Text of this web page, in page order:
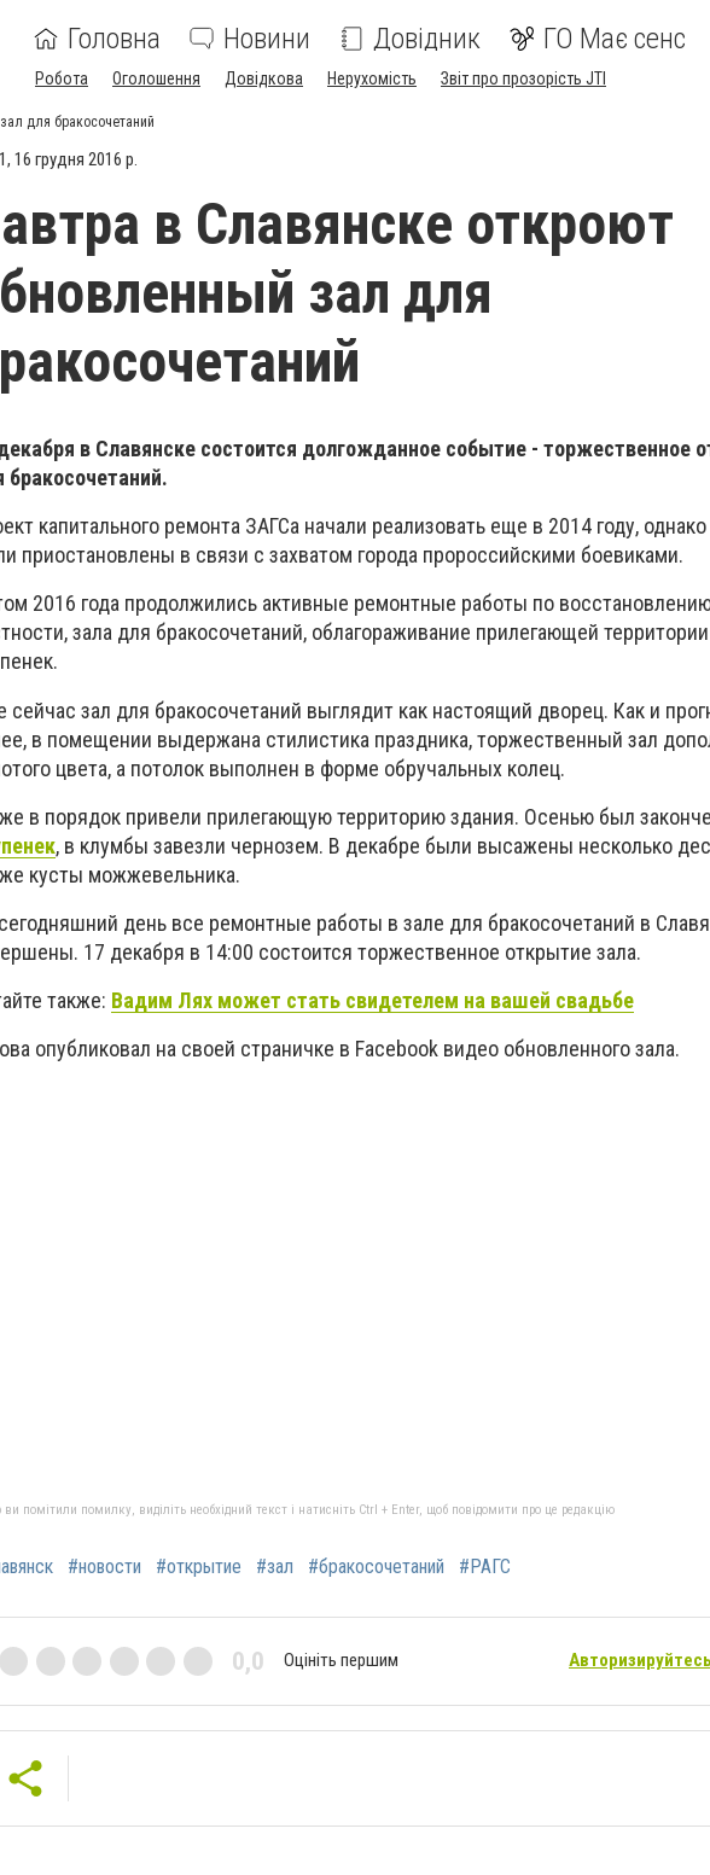
Головна Новини Довідник ГО Має сенс
Робота Оголошення Довідкова Нерухомість Звіт про прозорість JTI
для бракосочетаний
16 грудня 2016 р.
в Славянске откроют
зал для
в Славянске состоится долгожданное событие - торжественное
бракосочетаний.
капитального ремонта ЗАГСа начали реализовать еще в 2014 году,
приостановлены в связи с захватом города пророссийскими боевиками.
2016 года продолжились активные ремонтные работы по
зала для бракосочетаний, облагораживание прилегающей
сейчас зал для бракосочетаний выглядит как настоящий дворец. Как и
в помещении выдержана стилистика праздника, торжественный зал
цвета, а потолок выполнен в форме обручальных колец.
в порядок привели прилегающую территорию здания. Осенью был
, в клумбы завезли чернозем. В декабре были высажены несколько
кусты можжевельника.
день все ремонтные работы в зале для бракосочетаний в
17 декабря в 14:00 состоится торжественное открытие зала.
также: Вадим Лях может стать свидетелем на вашей свадьбе
опубликовал на своей страничке в Facebook видео обновленного зала.
помітили помилку, виділіть необхідний текст і натисніть Ctrl + Enter, щоб повідомити про це редакцію
#новости #открытие #зал #бракосочетаний #РАГС
0,0 Оцініть першим Авторизируйтесь